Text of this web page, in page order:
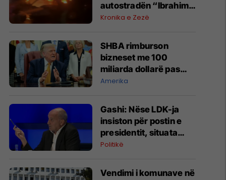
autostradën “Ibrahim
Rugova”
Kronika e Zezë
SHBA rimburson
bizneset me 100
miliarda dollarë pas
anulimit të tarifave të
Amerika
Gashi: Nëse LDK-ja
insiston për postin e
presidentit, situata
komplikohet - pres që
Politikë
Vendimi i komunave në